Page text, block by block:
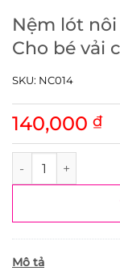
Nệm lót
Cho bé vải
140,000 ₫
Nệm lót nôi điện
SKU: NC014
Mô tả